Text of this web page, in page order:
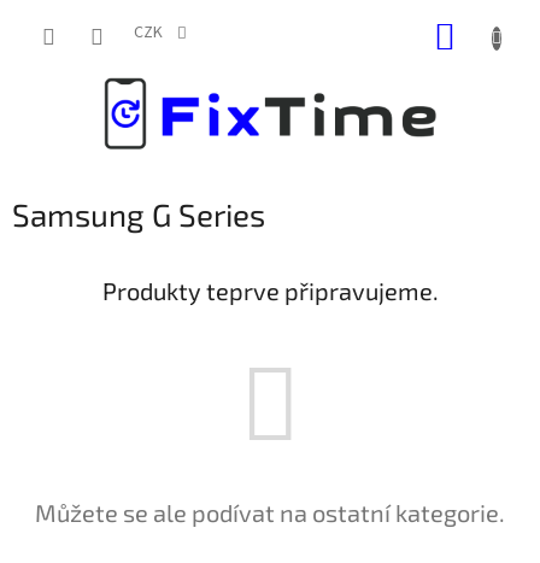
CZK
Samsung G Series
Produkty teprve připravujeme.
Můžete se ale podívat na ostatní kategorie.